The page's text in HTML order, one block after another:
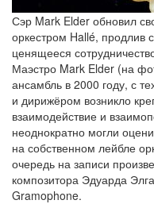
Сэр Mark Elder обновил
оркестром Hallé, продлив
ценящееся
Маэстро Mark Elder (на
ансамбль в 2000 году, с
и дирижёром возникло
взаимодействие и
неоднократно могли
на собственном лейбле
очередь на записи
композитора Эдуарда
Gramophone.